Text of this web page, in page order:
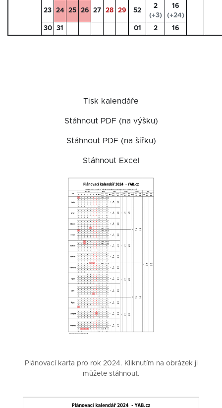
23 24 25 26 27 28 29 52
2
(+3)
16
(+24)
30
31 01 2 16
Tisk kalendáře
Stáhnout PDF (na výšku)
Stáhnout PDF (na šířku)
Stáhnout Excel
Plánovací karta pro rok 2024. Kliknutím na obrázek ji
můžete stáhnout.